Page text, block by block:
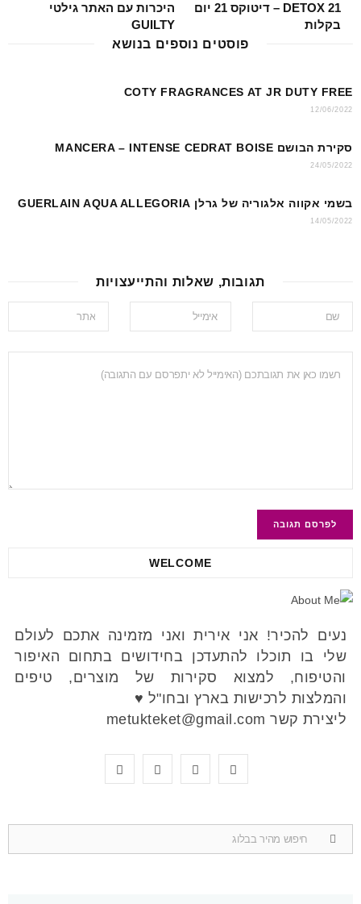
DETOX 21 – דיטוקס 21 יום
בקלות
היכרות עם האתר גילטי
GUILTY
פוסטים נוספים בנושא
COTY FRAGRANCES AT JR DUTY FREE
12/06/2022
סקירת הבושם MANCERA – INTENSE CEDRAT BOISE
24/05/2022
בשמי אקווה אלגוריה של גרלן GUERLAIN AQUA ALLEGORIA
14/05/2022
תגובות, שאלות והתייעצויות
WELCOME
נעים להכיר! אני אירית ואני מזמינה אתכם לעולם
שלי בו תוכלו להתעדכן בחידושים בתחום האיפור
והטיפוח, למצוא סקירות של מוצרים, טיפים
והמלצות לרכישות בארץ ובחו"ל ♥
ליצירת קשר metukteket@gmail.com
c
e
s
t
n
t
u
T
Search
for: